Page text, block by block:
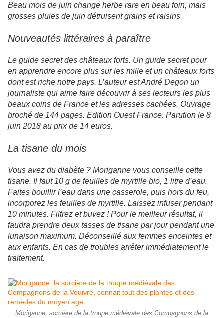
Beau mois de juin change herbe rare en beau foin, mais
grosses pluies de juin détruisent grains et raisins
Nouveautés littéraires à paraître
Le guide secret des châteaux forts. Un guide secret pour
en apprendre encore plus sur les mille et un châteaux forts
dont est riche notre pays. L’auteur est André Degon un
journaliste qui aime faire découvrir à ses lecteurs les plus
beaux coins de France et les adresses cachées. Ouvrage
broché de 144 pages. Edition Ouest France. Parution le 8
juin 2018 au prix de 14 euros.
La tisane du mois
Vous avez du diabète ? Moriganne vous conseille cette
tisane. Il faut 10 g de feuilles de myrtille bio, 1 litre d’eau.
Faites bouillir l’eau dans une casserole, puis hors du feu,
incorporez les feuilles de myrtille. Laissez infuser pendant
10 minutes. Filtrez et buvez ! Pour le meilleur résultat, il
faudra prendre deux tasses de tisane par jour pendant une
lunaison maximum. Déconseillé aux femmes enceintes et
aux enfants. En cas de troubles arrêter immédiatement le
traitement.
Moriganne, sorcière de la troupe médiévale des Compagnons de la